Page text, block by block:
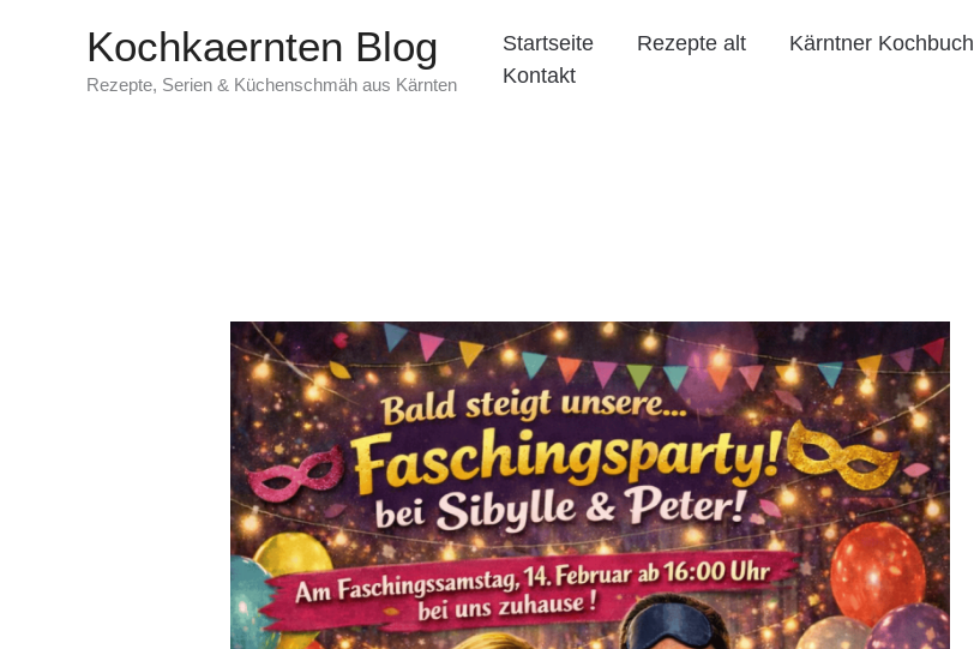
Kochkaernten Blog
Rezepte, Serien & Küchenschmäh aus Kärnten
Startseite Rezepte alt Kärntner Kochbuch
Kontakt